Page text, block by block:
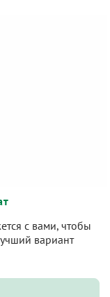
с вами, чтобы
вариант